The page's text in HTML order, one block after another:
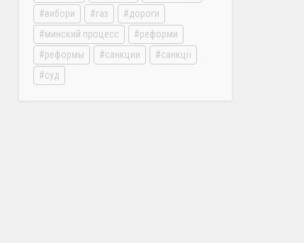
вибори
газ
дороги
минский процесс
реформи
реформы
санкции
санкції
суд